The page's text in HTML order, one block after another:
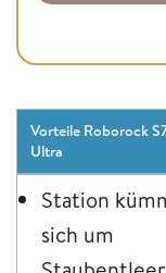
Vorteile Roborock
Ultra
Station
sich um